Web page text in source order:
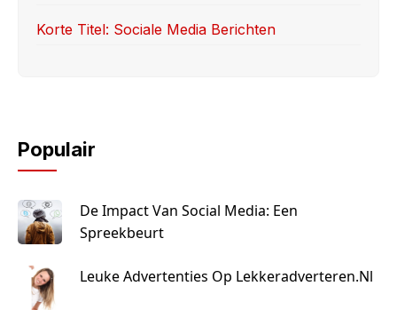
Korte Titel: Sociale Media Berichten
Populair
De Impact Van Social Media: Een
Spreekbeurt
Leuke Advertenties Op Lekkeradverteren.nl